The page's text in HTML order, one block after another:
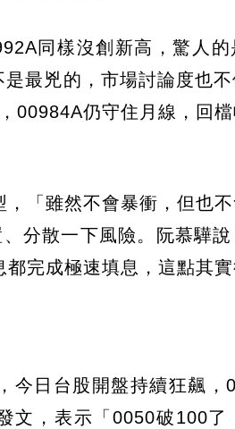
同樣沒創新高，驚人的
最兇的，市場討論度也
00984A仍守住月線，回
「雖然不會暴衝，但也
分散一下風險。阮慕驊
完成極速填息，這點其實
今日台股開盤持續狂飆，
文，表示「0050破100了